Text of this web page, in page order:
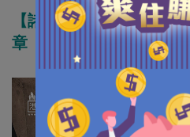
【諸行無常】美軍撤退
章